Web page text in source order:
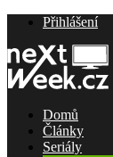
Přihlášení
Domů
Články
Seriály